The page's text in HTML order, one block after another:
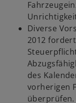
Diverse
2012
des
vorherigen